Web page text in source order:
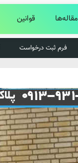
مقاله‌ها قوانین
فرم ثبت درخواست